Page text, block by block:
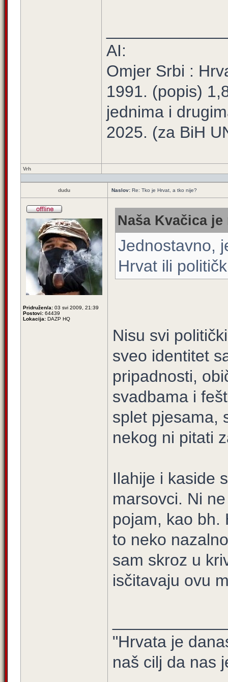
AI:
Omjer Srbi :
1991. (popis)
jednima i
2025. (za BiH
Vrh
dudu Naslov: Re: Tko je Hrvat, a tko nije?
Pridružen/a: 03 svi 2009, 21:39
Postovi: 64439
Lokacija: DAZP HQ
Naša Kvačica
Jednostavno,
Hrvat ili
Nisu svi
sveo identitet
pripadnosti,
svadbama i
splet pjesama,
nekog ni pitati
Ilahije i kaside
marsovci. Ni
pojam, kao bh.
to neko
sam skroz u
isčitavaju ovu
"Hrvata je
naš cilj da nas